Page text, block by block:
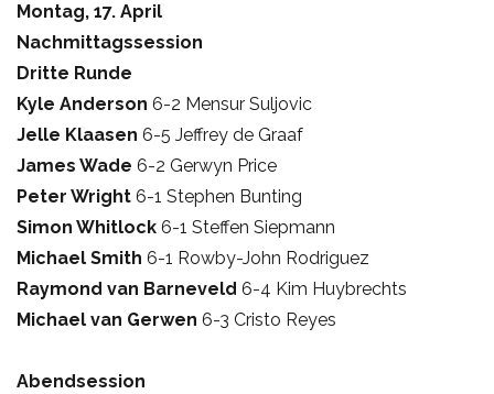
Montag, 17. April
Nachmittagssession
Dritte Runde
Kyle Anderson 6-2 Mensur Suljovic
Jelle Klaasen 6-5 Jeffrey de Graaf
James Wade 6-2 Gerwyn Price
Peter Wright 6-1 Stephen Bunting
Simon Whitlock 6-1 Steffen Siepmann
Michael Smith 6-1 Rowby-John Rodriguez
Raymond van Barneveld 6-4 Kim Huybrechts
Michael van Gerwen 6-3 Cristo Reyes
Abendsession